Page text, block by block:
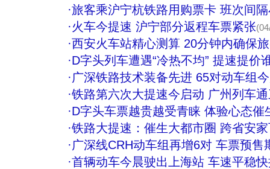
·旅客乘沪宁杭铁路用购票卡 班次间
·火车今提速 沪宁部分返程车票紧张
·西安火车站精心测算 20分钟内确保
·D字头列车遭遇“冷热不均” 提速提价
·广深铁路技术装备先进 65对动车组
·铁路第六次大提速今启动 广州列车
·D字头车票越贵越受青睐 体验心态催
·铁路大提速：催生大都市圈 跨省安
·广深线CRH动车组再增6对 车票预售
·首辆动车今晨驶出上海站 车速平稳